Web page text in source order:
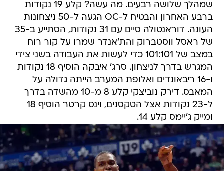
שמהלך שלושה רבעים. מה עשה? קלע 19 נקודות
ברבע האחרון והבטיח ל-OC הגעה ל-50 ניצחונות
העונה. דוראנטולה סיים עם 31 נקודות, הסתייע ב-35
של ראסל ווסטברוק והת'אנדר שמרו על קור רוח
במצב של 101:101 כדי לעשות את העבודה בשני צידי
המגרש בדרך לניצחון. סרג' איבקה הוסיף 18 נקודות
ו-16 ריבאונדים ואלופת המערב הייתה גדולה על
המאבס. דירק נוביצקי קלע 8 מ-10 מהשדה בדרך
ל-23 נקודות אצל הטקסנים, וינס קרטר הוסיף 18
ומייק ג'יימס קלע 14.